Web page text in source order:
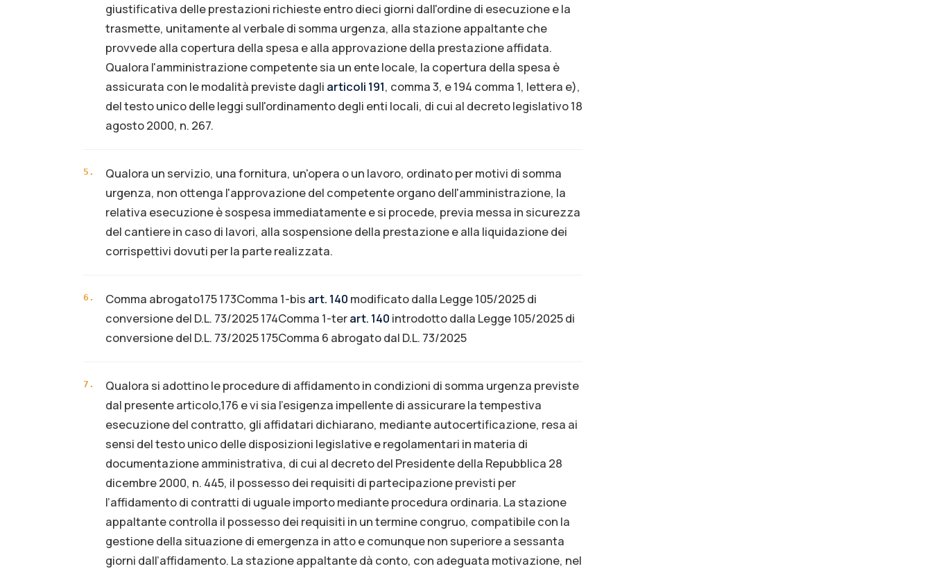
giustificativa delle prestazioni richieste entro dieci giorni dall'ordine di esecuzione e la
trasmette, unitamente al verbale di somma urgenza, alla stazione appaltante che
provvede alla copertura della spesa e alla approvazione della prestazione affidata.
Qualora l'amministrazione competente sia un ente locale, la copertura della spesa è
assicurata con le modalità previste dagli articoli 191, comma 3, e 194 comma 1, lettera e),
del testo unico delle leggi sull'ordinamento degli enti locali, di cui al decreto legislativo 18
agosto 2000, n. 267.
5 .
Qualora un servizio, una fornitura, un'opera o un lavoro, ordinato per motivi di somma
urgenza, non ottenga l'approvazione del competente organo dell'amministrazione, la
relativa esecuzione è sospesa immediatamente e si procede, previa messa in sicurezza
del cantiere in caso di lavori, alla sospensione della prestazione e alla liquidazione dei
corrispettivi dovuti per la parte realizzata.
6 . Comma abrogato175 173Comma 1-bis art. 140 modificato dalla Legge 105/2025 di
conversione del D.L. 73/2025 174Comma 1-terart. 140 introdotto dalla Legge 105/2025 di
conversione del D.L. 73/2025 175Comma 6 abrogato dal D.L. 73/2025
7 .
Qualora si adottino le procedure di affidamento in condizioni di somma urgenza previste
dal presente articolo,176 e vi sia l’esigenza impellente di assicurare la tempestiva
esecuzione del contratto, gli affidatari dichiarano, mediante autocertificazione, resa ai
sensi del testo unico delle disposizioni legislative e regolamentari in materia di
documentazione amministrativa, di cui al decreto del Presidente della Repubblica 28
dicembre 2000, n. 445, il possesso dei requisiti di partecipazione previsti per
l’affidamento di contratti di uguale importo mediante procedura ordinaria. La stazione
appaltante controlla il possesso dei requisiti in un termine congruo, compatibile con la
gestione della situazione di emergenza in atto e comunque non superiore a sessanta
giorni dall’affidamento. La stazione appaltante dà conto, con adeguata motivazione, nel